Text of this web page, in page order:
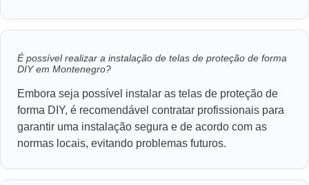
É possível realizar a instalação de telas de proteção de forma
DIY em Montenegro?
Embora seja possível instalar as telas de proteção de
forma DIY, é recomendável contratar profissionais para
garantir uma instalação segura e de acordo com as
normas locais, evitando problemas futuros.